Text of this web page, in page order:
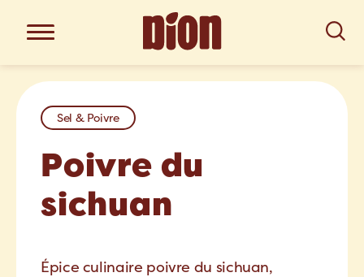
Sel & Poivre
Poivre du
sichuan
Épice culinaire poivre du sichuan,